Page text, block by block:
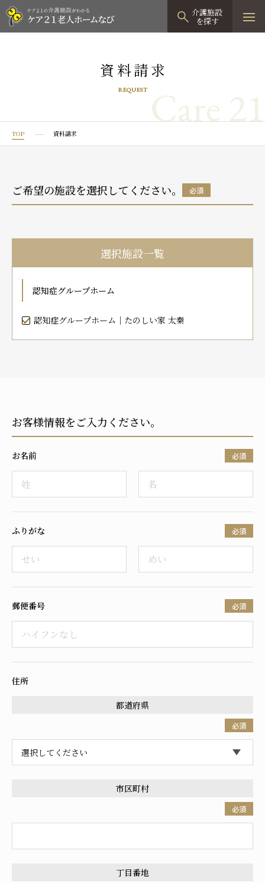
介護施設
を探す
見学予約
有料老人ホームTOP
プレザングラン
プレザンメゾン
有料老人ホームとは
グループホーム
たのしい家
認知症対応型グループホームとは
認知症のおはなし
小規模多機能型居宅介護TOP
たのしい家
小規模多機能型居宅介護とは
0120-944
お問い合わせフォーム
ご入居までの流れ
介護保険の仕組み
FAQ
運営会社
プライバシーポリシー
採用情報
資料請求
REQUEST Care 21
TOP 資料請求
ご希望の施設を選択してください。 必須
選択施設一覧
認知症グループホーム
認知症グループホーム｜たのしい家 太秦
お客様情報をご入力ください。
お名前 必須
ふりがな 必須
郵便番号 必須
住所
都道府県
必須
市区町村
必須
丁目番地